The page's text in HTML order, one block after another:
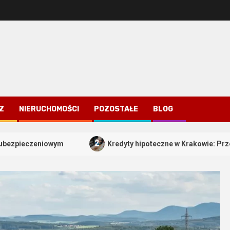
NIERUCHOMOŚCI POZOSTAŁE BLOG
2 Kredyty hipoteczne w Krakowie: Przewodnik po